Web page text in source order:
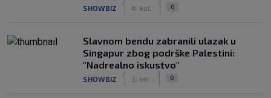
SHOWBIZ 4. kol. 0
Slavnom bendu zabranili ulazak u
Singapur zbog podrške Palestini:
"Nadrealno iskustvo"
SHOWBIZ 3. kol. 0